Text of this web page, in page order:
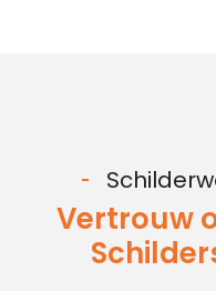
Vertrouw